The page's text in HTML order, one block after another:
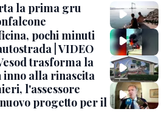
la prima gru
pochi minuti
| VIDEO
trasforma la
alla rinascita
l'assessore
progetto per il